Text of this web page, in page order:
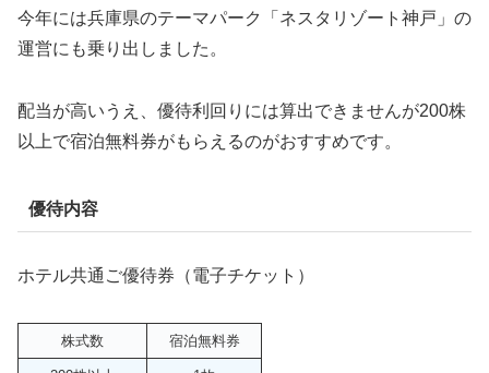
今年には兵庫県のテーマパーク「ネスタリゾート神戸」の
運営にも乗り出しました。
配当が高いうえ、優待利回りには算出できませんが200株
以上で宿泊無料券がもらえるのがおすすめです。
優待内容
ホテル共通ご優待券（電子チケット）
株式数 宿泊無料券